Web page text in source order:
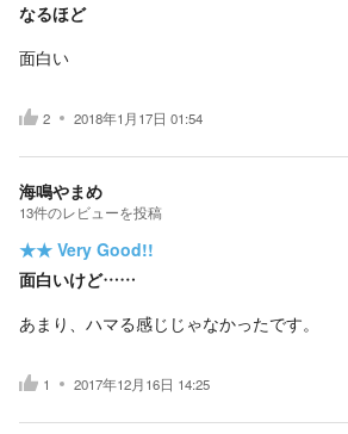
なるほど
面白い
2 2018年1月17日 01:54
海鳴やまめ
13件のレビューを投稿
★★ Very Good!!
面白いけど……
あまり、ハマる感じじゃなかったです。
1 2017年12月16日 14:25